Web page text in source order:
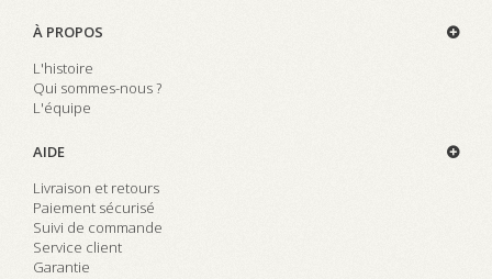
À PROPOS
L'histoire
Qui sommes-nous ?
L'équipe
AIDE
Livraison et retours
Paiement sécurisé
Suivi de commande
Service client
Garantie